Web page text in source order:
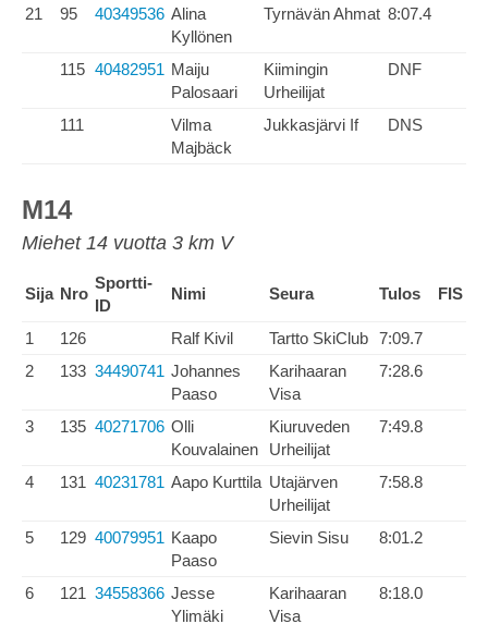
21 95 40349536 Alina
Kyllönen
Tyrnävän Ahmat 8:07.4
115 40482951 Maiju
Palosaari
Kiimingin
Urheilijat
DNF
111
Vilma
Majbäck
Jukkasjärvi If DNS
M14
Miehet 14 vuotta 3 km V
Sija Nro
Sportti-
ID
Nimi Seura Tulos FIS
1 126 Ralf Kivil Tartto SkiClub 7:09.7
2
133 34490741 Johannes
Paaso
Karihaaran
Visa
7:28.6
3 135 40271706 Olli
Kouvalainen
Kiuruveden
Urheilijat
7:49.8
4 131 40231781 Aapo Kurttila Utajärven
Urheilijat
7:58.8
5 129 40079951 Kaapo
Paaso
Sievin Sisu 8:01.2
6 121 34558366 Jesse
Ylimäki
Karihaaran
Visa
8:18.0